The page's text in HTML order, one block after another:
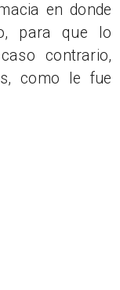
en donde
para que lo
contrario,
como le fue